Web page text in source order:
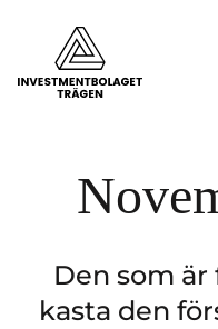
Den som är
kasta den